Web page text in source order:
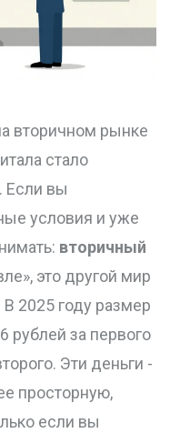
вторичном рынке
стало
Если вы
условия и уже
вторичный
это другой мир
2025 году размер
рублей за первого
Эти деньги -
просторную,
если вы